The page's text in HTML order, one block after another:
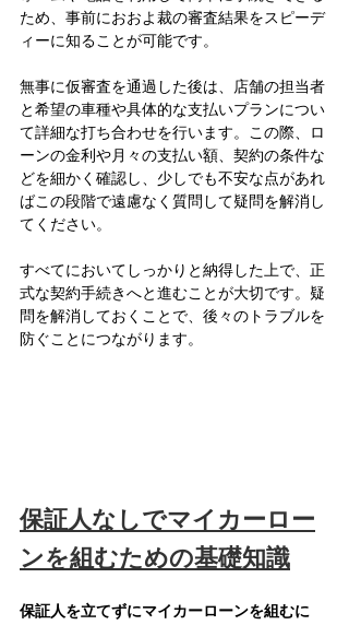
ため、事前におおよ裁の審査結果をスピーデ
ィーに知ることが可能です。
無事に仮審査を通過した後は、店舗の担当者
と希望の車種や具体的な支払いプランについ
て詳細な打ち合わせを行います。この際、ロ
ーンの金利や月々の支払い額、契約の条件な
どを細かく確認し、少しでも不安な点があれ
ばこの段階で遠慮なく質問して疑問を解消し
てください。
すべてにおいてしっかりと納得した上で、正
式な契約手続きへと進むことが大切です。疑
問を解消しておくことで、後々のトラブルを
防ぐことにつながります。
保証人なしでマイカーロー
ンを組むための基礎知識
保証人を立てずにマイカーローンを組むに